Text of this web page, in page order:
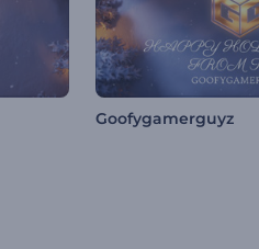
Goofygamerguyz